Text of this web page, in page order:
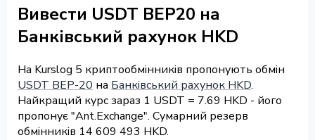
Вивести USDT BEP20 на
Банківський рахунок HKD
На Kurslog 5 криптообмінників пропонують обмін
USDT BEP-20 на Банківський рахунок HKD.
Найкращий курс зараз 1 USDT = 7.69 HKD - його
пропонує "Ant.Exchange". Сумарний резерв
обмінників 14 609 493 HKD.